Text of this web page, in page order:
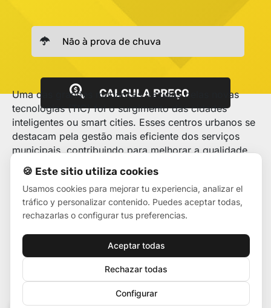
CALCULA PREÇO
Uma das grandes mudanças trazidas pelas novas
tecnologias (TIC) foi o surgimento das cidades
inteligentes ou smart cities. Esses centros urbanos se
destacam pela gestão mais eficiente dos serviços
municipais, contribuindo para melhorar a qualidade
de vida dos habitantes. Por essa razão, e para que as
administrações tenham os suportes publicitários mais
eficazes, a Visual Led criou a maior oferta de telas
LED externas para serviços públicos.
ambiente, cidadania, vida e governo digitais —, as
smart cities aspiram aumentar a competitividade, os
transportes, os recursos naturais, o capital social e
humano e a participação cidadã. Contudo, para
conseguir isso, é indispensável contar com uma base
🍪 Este sitio utiliza cookies
Usamos cookies para mejorar tu experiencia, analizar el
tráfico y personalizar contenido. Puedes aceptar todas,
rechazarlas o configurar tus preferencias.
Aceptar todas
Rechazar todas
Configurar